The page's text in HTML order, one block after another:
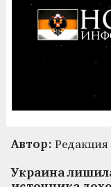
Автор:
Украина